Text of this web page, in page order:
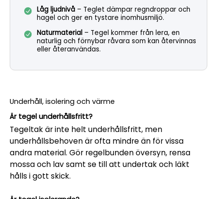
Låg ljudnivå – Teglet dämpar regndroppar och
hagel och ger en tystare inomhusmiljö.
Naturmaterial – Tegel kommer från lera, en
naturlig och förnybar råvara som kan återvinnas
eller återanvändas.
Underhåll, isolering och värme
Är tegel underhållsfritt?
Tegeltak är inte helt underhållsfritt, men
underhållsbehoven är ofta mindre än för vissa
andra material. Gör regelbunden översyn, rensa
mossa och lav samt se till att undertak och läkt
hålls i gott skick.